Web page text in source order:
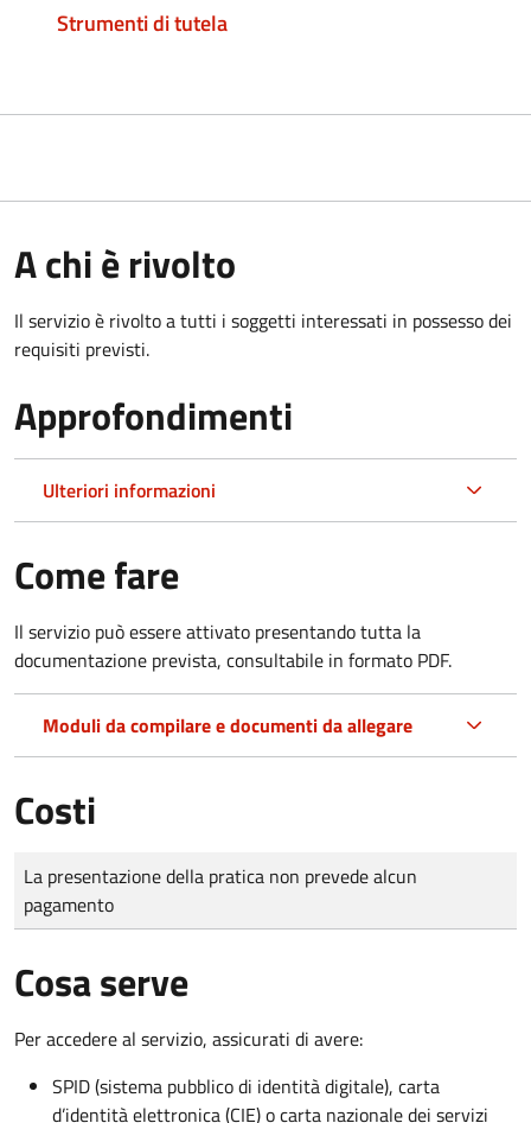
Strumenti di tutela
A chi è rivolto
Il servizio è rivolto a tutti i soggetti interessati in possesso dei
requisiti previsti.
Approfondimenti
Ulteriori informazioni
Come fare
Il servizio può essere attivato presentando tutta la
documentazione prevista, consultabile in formato PDF.
Moduli da compilare e documenti da allegare
Costi
Tipo di pagamento
Importo
La presentazione della pratica non prevede alcun
pagamento
Cosa serve
Per accedere al servizio, assicurati di avere:
SPID (sistema pubblico di identità digitale), carta
d’identità elettronica (CIE) o carta nazionale dei servizi